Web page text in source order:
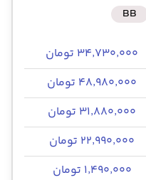
BB
۳۴٬۷۳۰٬۰۰۰ تومان
۴۸٬۹۸۰٬۰۰۰ تومان
۳۱٬۸۸۰٬۰۰۰ تومان
۲۲٬۹۹۰٬۰۰۰ تومان
۱٬۴۹۰٬۰۰۰ تومان